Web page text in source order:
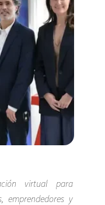
virtual para
emprendedores y